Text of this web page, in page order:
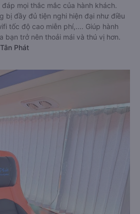
mọi thắc mắc của hành khách.
bị đầy đủ tiện nghi hiện đại như điều
tốc độ cao miễn phí,.... Giúp hành
bạn trở nên thoải mái và thú vị hơn.
Phát